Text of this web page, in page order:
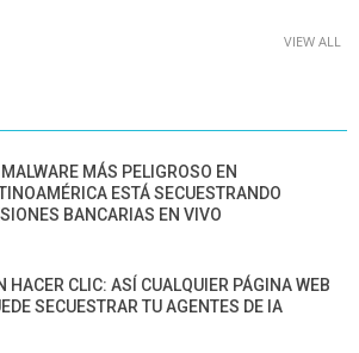
VIEW ALL
MALWARE MÁS PELIGROSO EN
ESTÁ SECUESTRANDO
BANCARIAS EN VIVO
HACER CLIC: ASÍ CUALQUIER PÁGINA WEB
SECUESTRAR TU AGENTES DE IA